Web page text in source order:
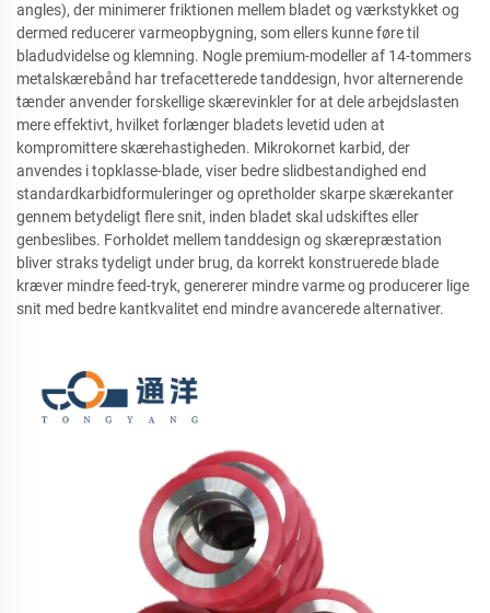
angles), der minimerer friktionen mellem bladet og værkstykket og
dermed reducerer varmeopbygning, som ellers kunne føre til
bladudvidelse og klemning. Nogle premium-modeller af 14-tommers
metalskærebånd har trefacetterede tanddesign, hvor alternerende
tænder anvender forskellige skærevinkler for at dele arbejdslasten
mere effektivt, hvilket forlænger bladets levetid uden at
kompromittere skærehastigheden. Mikrokornet karbid, der
anvendes i topklasse-blade, viser bedre slidbestandighed end
standardkarbidformuleringer og opretholder skarpe skærekanter
gennem betydeligt flere snit, inden bladet skal udskiftes eller
genbeslibes. Forholdet mellem tanddesign og skærepræstation
bliver straks tydeligt under brug, da korrekt konstruerede blade
kræver mindre feed-tryk, genererer mindre varme og producerer lige
snit med bedre kantkvalitet end mindre avancerede alternativer.